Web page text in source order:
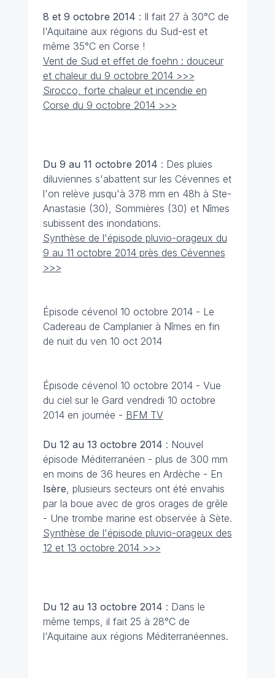
8 et 9 octobre 2014 : Il fait 27 à 30°C de
l'Aquitaine aux régions du Sud-est et
même 35°C en Corse !
Vent de Sud et effet de foehn : douceur
et chaleur du 9 octobre 2014 >>>
Sirocco, forte chaleur et incendie en
Corse du 9 octobre 2014 >>>
Du 9 au 11 octobre 2014 : Des pluies
diluviennes s'abattent sur les Cévennes et
l'on relève jusqu'à 378 mm en 48h à Ste-
Anastasie (30), Sommières (30) et Nîmes
subissent des inondations.
Synthèse de l'épisode pluvio-orageux du
9 au 11 octobre 2014 près des Cévennes
>>>
Épisode cévenol 10 octobre 2014 - Le
Cadereau de Camplanier à Nîmes en fin
de nuit du ven 10 oct 2014
Épisode cévenol 10 octobre 2014 - Vue
du ciel sur le Gard vendredi 10 octobre
2014 en journée - BFM TV
Du 12 au 13 octobre 2014 : Nouvel
épisode Méditerranéen - plus de 300 mm
en moins de 36 heures en Ardèche - En
Isère, plusieurs secteurs ont été envahis
par la boue avec de gros orages de grêle
- Une trombe marine est observée à Sète.
Synthèse de l'épisode pluvio-orageux des
12 et 13 octobre 2014 >>>
Du 12 au 13 octobre 2014 : Dans le
même temps, il fait 25 à 28°C de
l'Aquitaine aux régions Méditerranéennes.